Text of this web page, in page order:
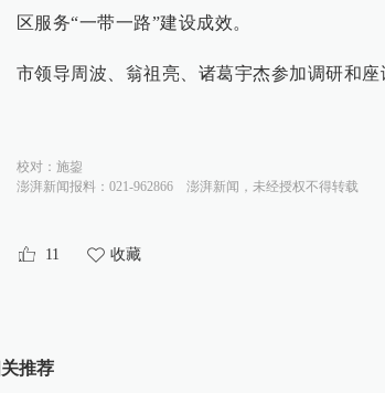
区服务“一带一路”建设成效。
市领导周波、翁祖亮、诸葛宇杰参加调研和座
校对： 施鋆
澎湃新闻报料：021-962866
澎湃新闻，未经授权不得转载
11 收藏
推荐